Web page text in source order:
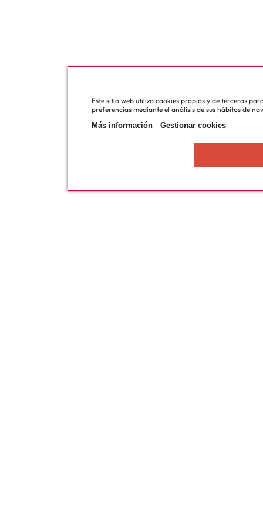
Este sitio web utiliza cookies propias y de terceros
preferencias mediante el análisis de sus hábitos de
Más información
Gestionar cookies